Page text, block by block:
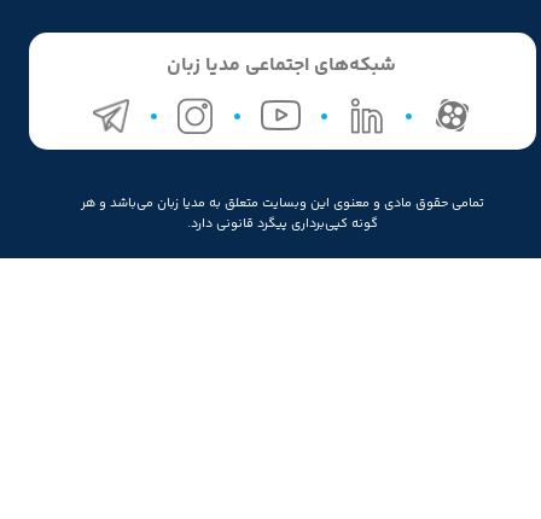
تمامی حقوق مادی و معنوی این وبسایت متعلق به مدیا زبان می‌باشد و هر
گونه کپی‌برداری پیگرد قانونی دارد.
شبکه‌های اجتماعی مدیا زبان